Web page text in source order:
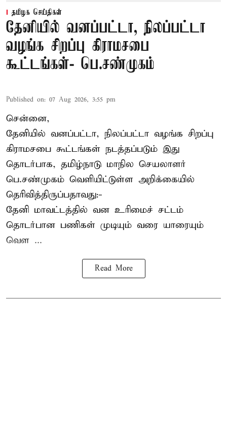
தமிழக செய்திகள்
தேனியில் வனப்பட்டா, நிலப்பட்டா
வழங்க சிறப்பு கிராமசபை
கூட்டங்கள்- பெ.சண்முகம்
Published on: 07 Aug 2026, 3:55 pm
சென்னை,
தேனியில் வனப்பட்டா, நிலப்பட்டா வழங்க சிறப்பு
கிராமசபை கூட்டங்கள் நடத்தப்படும் இது
தொடர்பாக, தமிழ்நாடு மாநில செயலாளர்
பெ.சண்முகம் வெளியிட்டுள்ள அறிக்கையில்
தெரிவித்திருப்பதாவது:-
தேனி மாவட்டத்தில் வன உரிமைச் சட்டம்
தொடர்பான பணிகள் முடியும் வரை யாரையும்
வெள ...
Read More